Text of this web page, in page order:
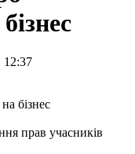
12:37
прав учасників